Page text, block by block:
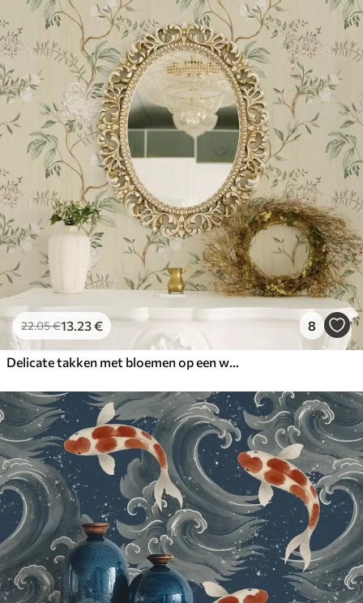
22.05€13.23€ 8
Delicate takken met bloemen op een warme crèmekleurige achtergrond